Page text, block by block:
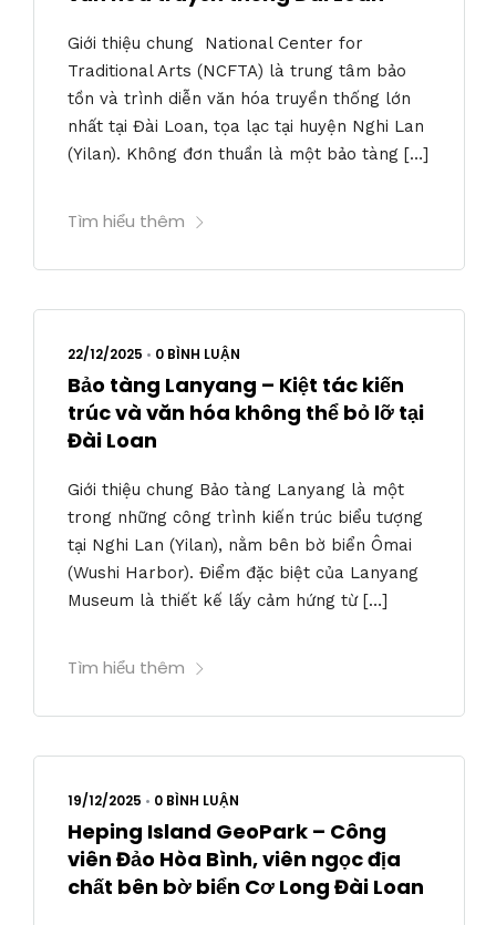
Giới thiệu chung National Center for
Traditional Arts (NCFTA) là trung tâm bảo
tồn và trình diễn văn hóa truyền thống lớn
nhất tại Đài Loan, tọa lạc tại huyện Nghi Lan
(Yilan). Không đơn thuần là một bảo tàng […]
Tìm hiểu thêm
22/12/2025 • 0 BÌNH LUẬN
Bảo tàng Lanyang – Kiệt tác kiến
trúc và văn hóa không thể bỏ lỡ tại
Đài Loan
Giới thiệu chung Bảo tàng Lanyang là một
trong những công trình kiến trúc biểu tượng
tại Nghi Lan (Yilan), nằm bên bờ biển Ômai
(Wushi Harbor). Điểm đặc biệt của Lanyang
Museum là thiết kế lấy cảm hứng từ […]
Tìm hiểu thêm
19/12/2025 • 0 BÌNH LUẬN
Heping Island GeoPark – Công
viên Đảo Hòa Bình, viên ngọc địa
chất bên bờ biển Cơ Long Đài Loan